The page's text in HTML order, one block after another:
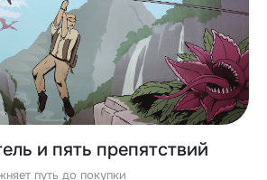
и пять препятствий
путь до покупки